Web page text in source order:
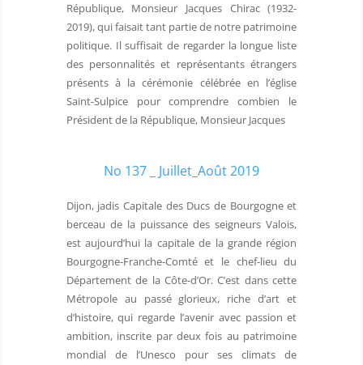
République, Monsieur Jacques Chirac (1932-
2019), qui faisait tant partie de notre patrimoine
politique. Il suffisait de regarder la longue liste
des personnalités et représentants étrangers
présents à la cérémonie célébrée en l’église
Saint-Sulpice pour comprendre combien le
Président de la République, Monsieur Jacques
No 137 _ Juillet_Août 2019
Dijon, jadis Capitale des Ducs de Bourgogne et
berceau de la puissance des seigneurs Valois,
est aujourd’hui la capitale de la grande région
Bourgogne-Franche-Comté et le chef-lieu du
Département de la Côte-d’Or. C’est dans cette
Métropole au passé glorieux, riche d’art et
d’histoire, qui regarde l’avenir avec passion et
ambition, inscrite par deux fois au patrimoine
mondial de l’Unesco pour ses climats de